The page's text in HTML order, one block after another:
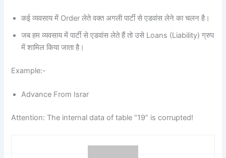
कई व्यवसाय में Order लेते वक्त अगली पार्टी से एडवांस लेने का चलन है।
जब हम व्यवसाय में पार्टी से एडवांस लेते हैं तो उसे Loans (Liability) ग्रुप
में शामिल किया जाता है।
Example:-
Advance From Israr
Attention: The internal data of table “19” is corrupted!